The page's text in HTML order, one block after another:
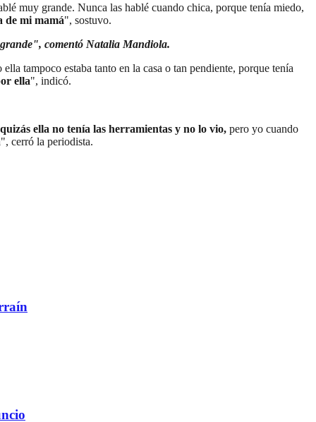
muy grande. Nunca las hablé cuando chica, porque tenía miedo,
de mi mamá", sostuvo.
comentó Natalia Mandiola.
tampoco estaba tanto en la casa o tan pendiente, porque tenía
ella", indicó.
ella no tenía las herramientas y no lo vio, pero yo cuando
cerró la periodista.